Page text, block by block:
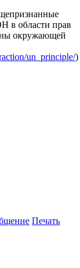
в области прав
окружающей
un_principle/)
Печать